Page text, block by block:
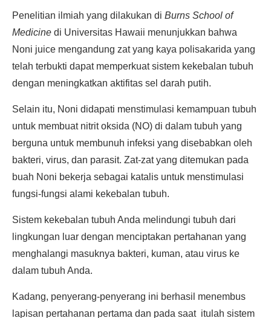
Penelitian ilmiah yang dilakukan di Burns School of
Medicine di Universitas Hawaii menunjukkan bahwa
Noni juice mengandung zat yang kaya polisakarida yang
telah terbukti dapat memperkuat sistem kekebalan tubuh
dengan meningkatkan aktifitas sel darah putih.
Selain itu, Noni didapati menstimulasi kemampuan tubuh
untuk membuat nitrit oksida (NO) di dalam tubuh yang
berguna untuk membunuh infeksi yang disebabkan oleh
bakteri, virus, dan parasit. Zat-zat yang ditemukan pada
buah Noni bekerja sebagai katalis untuk menstimulasi
fungsi-fungsi alami kekebalan tubuh.
Sistem kekebalan tubuh Anda melindungi tubuh dari
lingkungan luar dengan menciptakan pertahanan yang
menghalangi masuknya bakteri, kuman, atau virus ke
dalam tubuh Anda.
Kadang, penyerang-penyerang ini berhasil menembus
lapisan pertahanan pertama dan pada saat itulah sistem